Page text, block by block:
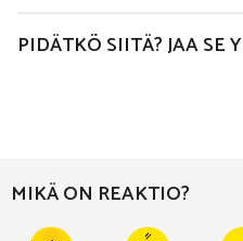
P
a
PIDÄTKÖ SIITÄ? JAA SE
MIKÄ ON REAKTIO?